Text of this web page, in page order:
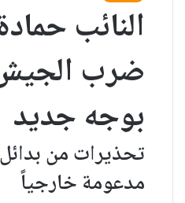
النائب
ضرب
بوجه جديد
تحذيرات من
مدعومة خارجياً